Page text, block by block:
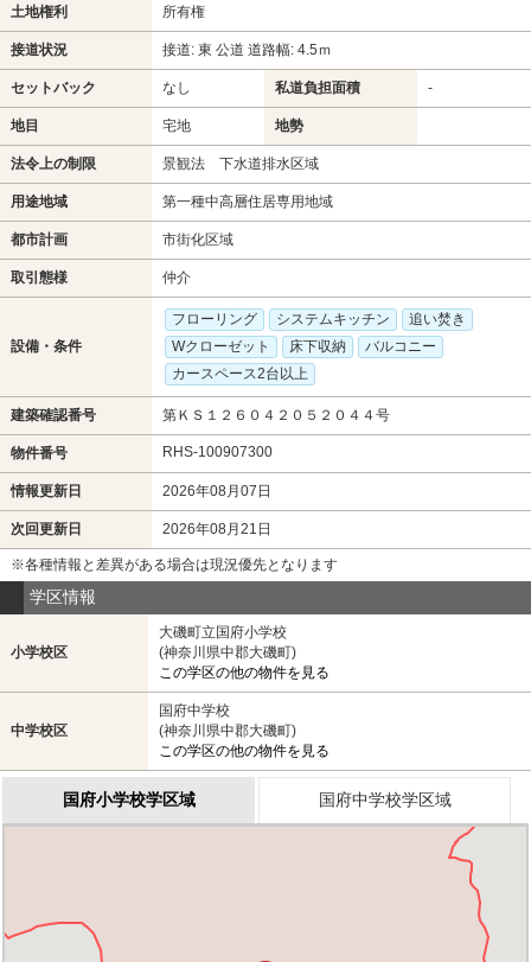
土地権利 所有権
接道状況 接道: 東 公道 道路幅: 4.5ｍ
セットバック なし 私道負担面積 -
地目 宅地 地勢
法令上の制限 景観法 下水道排水区域
用途地域 第一種中高層住居専用地域
都市計画 市街化区域
取引態様 仲介
設備・条件
フローリング システムキッチン
追い焚き
Wクローゼット
床下収納
バルコニー
カースペース2台以上
建築確認番号 第ＫＳ１２６０４２０５２０４４号
物件番号 RHS-100907300
情報更新日 2026年08月07日
次回更新日 2026年08月21日
※各種情報と差異がある場合は現況優先となります
学区情報
小学校区
大磯町立国府小学校
(神奈川県中郡大磯町)
この学区の他の物件を見る
中学校区
国府中学校
(神奈川県中郡大磯町)
この学区の他の物件を見る
国府小学校学区域 国府中学校学区域